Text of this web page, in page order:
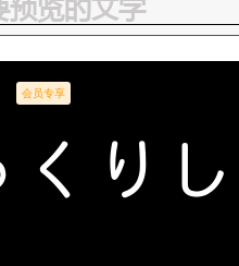
会员专享
くり